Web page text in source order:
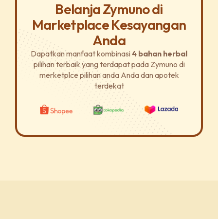
Belanja Zymuno di
Marketplace Kesayangan
Anda
Dapatkan manfaat kombinasi 4 bahan herbal
pilihan terbaik yang terdapat pada Zymuno di
merketplce pilihan anda Anda dan apotek
terdekat